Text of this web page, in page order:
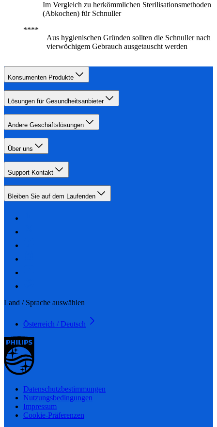
Im Vergleich zu herkömmlichen Sterilisationsmethoden
(Abkochen) für Schnuller
Aus hygienischen Gründen sollten die Schnuller nach
vierwöchigem Gebrauch ausgetauscht werden
Konsumenten Produkte
Lösungen für Gesundheitsanbieter
Andere Geschäftslösungen
Über uns
Support-Kontakt
Bleiben Sie auf dem Laufenden
Land / Sprache auswählen
Österreich / Deutsch
Datenschutzbestimmungen
Nutzungsbedingungen
Impressum
Cookie-Präferenzen